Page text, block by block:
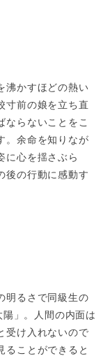
沸かすほどの熱い
寸前の娘を立ち直
ならないことをこ
。余命を知りなが
に心を揺さぶら
後の行動に感動す
明るさで同級生の
」。人間の内面は
受け入れないので
ることができると